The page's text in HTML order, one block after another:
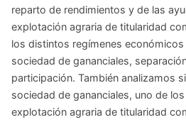
reparto de rendimientos y de las
explotación agraria de titularidad
los distintos regímenes
sociedad de gananciales,
participación. También analizamos
sociedad de gananciales, uno de
explotación agraria de titularidad